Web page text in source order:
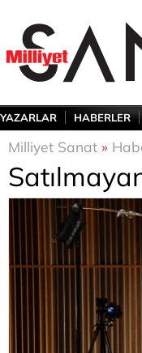
YAZARLAR HABERLER
Milliyet Sanat »